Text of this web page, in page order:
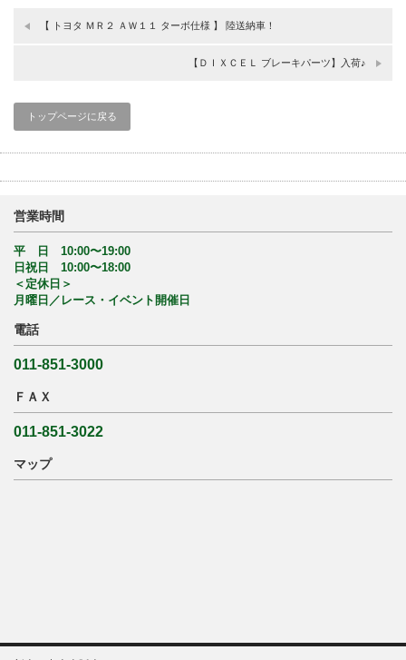
【 トヨタ ＭＲ２ ＡＷ１１ ターボ仕様 】 陸送納車！
【ＤＩＸＣＥＬ ブレーキパーツ】入荷♪
トップページに戻る
営業時間
平 日 10:00〜19:00
日祝日 10:00〜18:00
＜定休日＞
月曜日／レース・イベント開催日
電話
011-851-3000
ＦＡＸ
011-851-3022
マップ